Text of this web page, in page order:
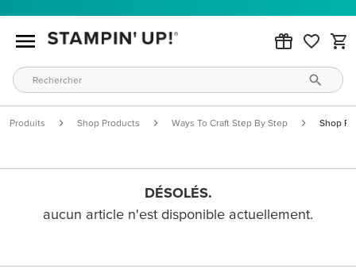
Produits Shop Products Ways To Craft Step By Step Shop
DÉSOLÉS.
aucun article n'est disponible actuellement.